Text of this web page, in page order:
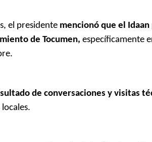
el presidente mencionó que el
de Tocumen, específicamente
de conversaciones y visitas